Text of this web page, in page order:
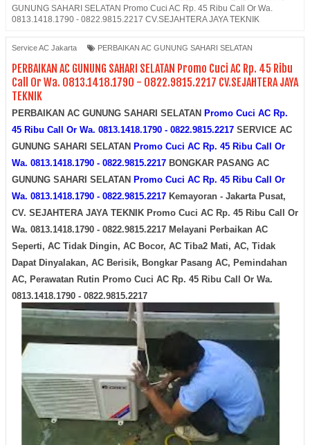
GUNUNG SAHARI SELATAN Promo Cuci AC Rp. 45 Ribu Call Or Wa.
0813.1418.1790 - 0822.9815.2217 CV.SEJAHTERA JAYA TEKNIK
Service AC Jakarta PERBAIKAN AC GUNUNG SAHARI SELATAN
PERBAIKAN AC GUNUNG SAHARI SELATAN Promo Cuci AC Rp. 45 Ribu
Call Or Wa. 0813.1418.1790 - 0822.9815.2217 CV.SEJAHTERA JAYA
TEKNIK
PERBAIKAN AC GUNUNG SAHARI SELATAN Promo Cuci AC Rp.
45 Ribu Call Or Wa. 0813.1418.1790 - 0822.9815.2217 SERVICE AC
GUNUNG SAHARI SELATAN Promo Cuci AC Rp. 45 Ribu Call Or
Wa. 0813.1418.1790 - 0822.9815.2217 BONGKAR PASANG AC
GUNUNG SAHARI SELATAN Promo Cuci AC Rp. 45 Ribu Call Or
Wa. 0813.1418.1790 - 0822.9815.2217 Kemayoran - Jakarta Pusat,
CV. SEJAHTERA JAYA TEKNIK Promo Cuci AC Rp. 45 Ribu Call Or
Wa. 0813.1418.1790 - 0822.9815.2217 Melayani Perbaikan AC
Seperti, AC Tidak Dingin, AC Bocor, AC Tiba2 Mati, AC, Tidak
Dapat Dinyalakan, AC Berisik, Bongkar Pasang AC, Pemindahan
AC, Perawatan Rutin Promo Cuci AC Rp. 45 Ribu Call Or Wa.
0813.1418.1790 - 0822.9815.2217